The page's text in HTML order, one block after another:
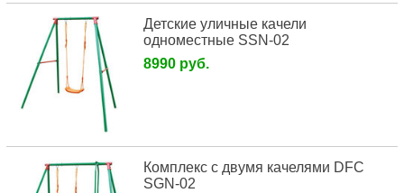
Детские уличные качели
одноместные SSN-02
8990 руб.
Комплекс с двумя качелями DFC
SGN-02